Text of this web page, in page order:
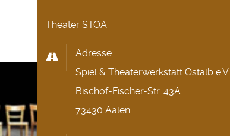
Theater STOA
Adresse
Spiel & Theaterwerkstatt Ostalb e.V.
Bischof-Fischer-Str. 43A
73430 Aalen